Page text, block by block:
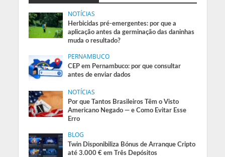
NOTÍCIAS
Herbicidas pré-emergentes: por que a
aplicação antes da germinação das daninhas
muda o resultado?
PERNAMBUCO
CEP em Pernambuco: por que consultar
antes de enviar dados
NOTÍCIAS
Por que Tantos Brasileiros Têm o Visto
Americano Negado — e Como Evitar Esse
Erro
BLOG
Twin Disponibiliza Bónus de Arranque Cripto
até 3.000 € em Três Depósitos